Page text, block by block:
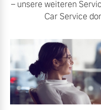
– unsere weiteren
Car Service